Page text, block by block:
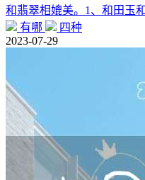
和翡翠相媲美。1、和田玉
有哪
四种
2023-07-29